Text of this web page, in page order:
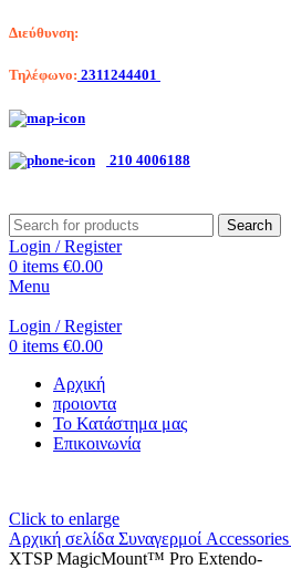
Διεύθυνση:
Τηλέφωνο: 2311244401
210 4006188
Search
Login / Register
0 items €0.00
Menu
Login / Register
0 items €0.00
Αρχική
προιοντα
Το Κατάστημα μας
Επικοινωνία
Click to enlarge
Αρχική σελίδα Συναγερμοί Accessories
XTSP MagicMount™ Pro Extendo-